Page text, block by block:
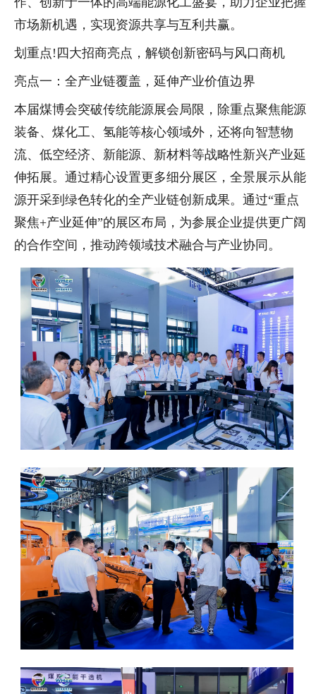
市场新机遇，实现资源共享与互利共赢。
划重点!四大招商亮点，解锁创新密码与风口商机
亮点一：全产业链覆盖，延伸产业价值边界
本届煤博会突破传统能源展会局限，除重点聚焦能源
装备、煤化工、氢能等核心领域外，还将向智慧物
流、低空经济、新能源、新材料等战略性新兴产业延
伸拓展。通过精心设置更多细分展区，全景展示从能
源开采到绿色转化的全产业链创新成果。通过“重点
聚焦+产业延伸”的展区布局，为参展企业提供更广阔
的合作空间，推动跨领域技术融合与产业协同。